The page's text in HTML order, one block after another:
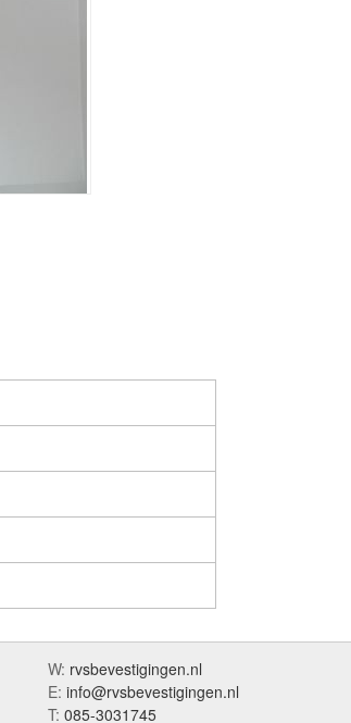
W: rvsbevestigingen.nl
E: info@rvsbevestigingen.nl
T: 085-3031745